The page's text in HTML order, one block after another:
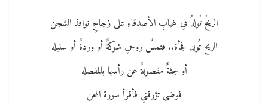
الريحُ تُولدُ في غيابِ الأصدقاءِ على زجاجِ نوافذ الشجن
الريح تُولد فجأة.. فتمسُّ روحي شوكةٌ أو وردةٌ أو سنبله
أو جثةٌ مفصولةٌ عن رأسها بالمقصله
فوضى تؤرقني فأقرأ سورة المحن